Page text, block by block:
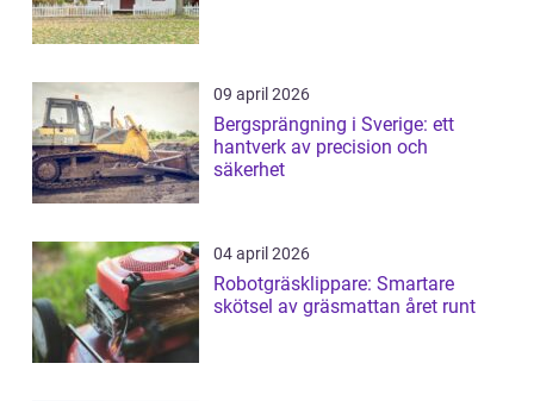
09 april 2026
Bergsprängning i Sverige: ett
hantverk av precision och
säkerhet
04 april 2026
Robotgräsklippare: Smartare
skötsel av gräsmattan året runt